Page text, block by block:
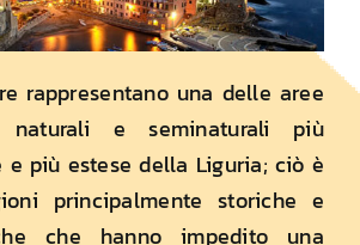
rappresentano una delle aree
naturali e seminaturali più
più estese della Liguria; ciò è
principalmente storiche e
che hanno impedito una